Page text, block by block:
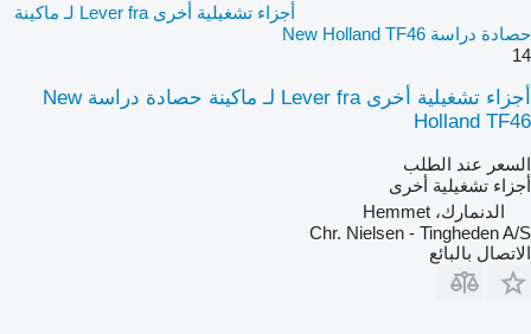
أجزاء تشغيلية أخرى Lever fra لـ ماكينة
حصادة دراسة New Holland TF46
14
أجزاء تشغيلية أخرى Lever fra لـ ماكينة حصادة دراسة New
Holland TF46
السعر عند الطلب
أجزاء تشغيلية أخرى
الدنمارك، Hemmet
Chr. Nielsen - Tingheden A/S
الاتصال بالبائع